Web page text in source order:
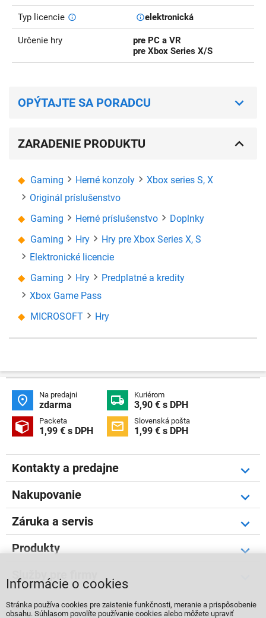
Typ licencie elektronická
Určenie hry
pre PC a VR
pre Xbox Series X/S
OPÝTAJTE SA PORADCU
ZARADENIE PRODUKTU
Gaming Herné konzoly
Xbox series S, X
Originál príslušenstvo
Gaming
Herné príslušenstvo
Doplnky
Gaming
Hry
Hry pre Xbox Series X, S
Elektronické licencie
Gaming
Hry
Predplatné a kredity
Xbox Game Pass
MICROSOFT
Hry
 Na predajni
zdarma  Kuriérom
3,90 € s DPH
 Packeta
1,99 € s DPH  Slovenská pošta
1,99 € s DPH
Kontakty a predajne
Nakupovanie
Záruka a servis
Produkty
Informácie o cookies
Stránka používa cookies pre zaistenie funkčnosti, meranie a prispôsobenie
obsahu. Súhlasom povolíte používanie cookies alebo môžete upraviť